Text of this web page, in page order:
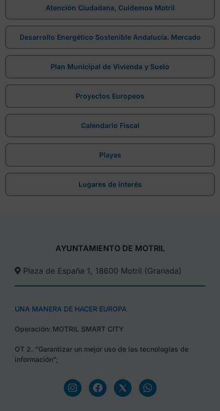
Atención Ciudadana, Cuidemos Motril
Desarrollo Energético Sostenible Andalucía. Mercado
Plan Municipal de Vivienda y Suelo
Proyectos Europeos
Calendario Fiscal
Playas
Lugares de interés
AYUNTAMIENTO DE MOTRIL
Plaza de España 1, 18600 Motril (Granada)​
UNA MANERA DE HACER EUROPA
Operación: MOTRIL SMART CITY
OT 2. “Garantizar un mejor uso de las tecnologías de
información”;